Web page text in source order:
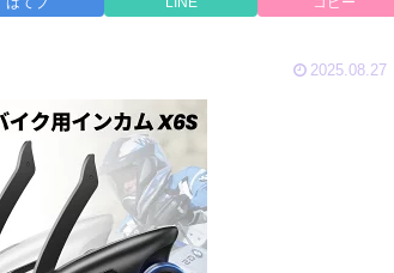
2025.08.27